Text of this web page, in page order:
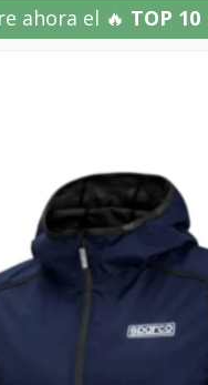
ahora el 🔥 TOP 10